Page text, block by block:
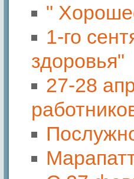
"
1-го
здоровья"
27-28